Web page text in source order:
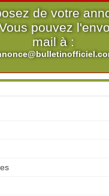
de votre
pouvez
mail à :